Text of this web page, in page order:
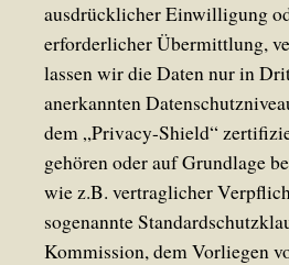
ausdrücklicher Einwilligung
erforderlicher Übermittlung,
lassen wir die Daten nur in
anerkannten
dem „Privacy-Shield“
gehören oder auf Grundlage
wie z.B. vertraglicher
sogenannte
Kommission, dem Vorliegen